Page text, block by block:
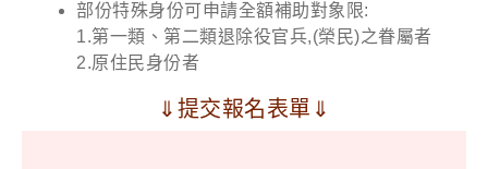
部份特殊身份可申請全額補助對象限:
1.第一類、第二類退除役官兵,(榮民)之眷屬者
2.原住民身份者
⇓提交報名表單⇓